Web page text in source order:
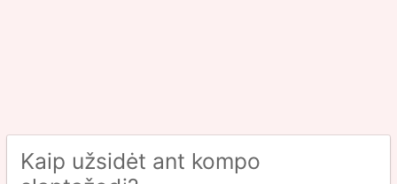
Kaip užsidėt ant kompo